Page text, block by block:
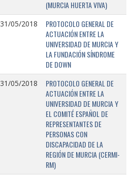
(MURCIA HUERTA VIVA)
31/05/2018
PROTOCOLO GENERAL DE
ACTUACIÓN ENTRE LA
UNIVERSIDAD DE MURCIA Y
LA FUNDACIÓN SÍNDROME
DE DOWN
31/05/2018
PROTOCOLO GENERAL DE
ACTUACIÓN ENTRE LA
UNIVERSIDAD DE MURCIA Y
EL COMITÉ ESPAÑOL DE
REPRESENTANTES DE
PERSONAS CON
DISCAPACIDAD DE LA
REGIÓN DE MURCIA (CERMI-
RM)